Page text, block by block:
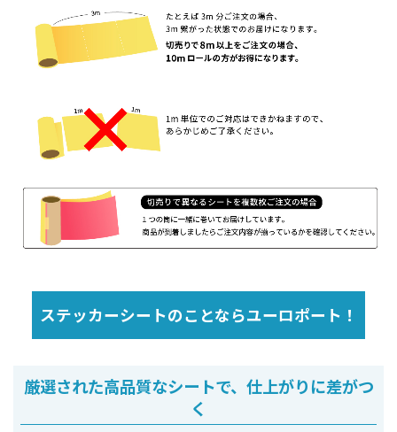
ステッカーシートのことならユーロポート！
厳選された高品質なシートで、仕上がりに差がつ
く